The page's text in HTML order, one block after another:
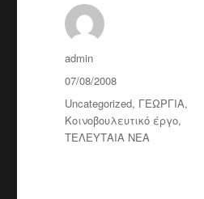
Author
admin
Posted
on
07/08/2008
Categories
Uncategorized, ΓΕΩΡΓΙΑ,
Κοινοβουλευτικό έργο,
ΤΕΛΕΥΤΑΙΑ ΝΕΑ